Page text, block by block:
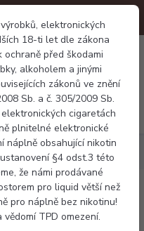
elektronických
18-ti let dle zákona
ochraně před škodami
alkoholem a jinými
zákonů ve znění
Sb. a č. 305/2009 Sb.
cigaretách
plnitelné elektronické
náplně obsahující nikotin
§4 odst.3 této
že námi prodávané
pro liquid větší než
pro náplně bez nikotinu!
TPD omezení.
Menu
0 Kč
TABACCO 10ml
TABACCO